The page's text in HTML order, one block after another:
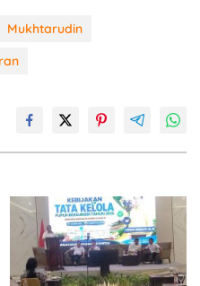
Mukhtarudin